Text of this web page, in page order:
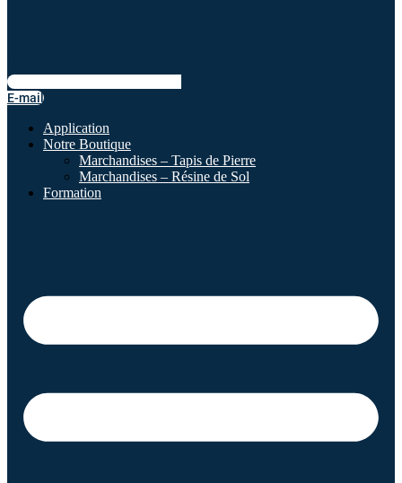
E-mail
Application
Notre Boutique
Marchandises – Tapis de Pierre
Marchandises – Résine de Sol
Formation